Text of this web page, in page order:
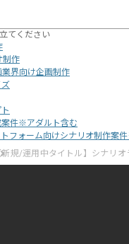
てください
制作
業界向け企画制作
ズ
案件※アダルト含む
トフォーム向けシナリオ制作案
新規/運用中タイトル】シナリ